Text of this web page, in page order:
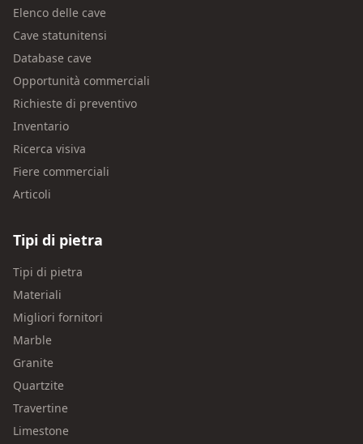
Elenco delle cave
Cave statunitensi
Database cave
Opportunità commerciali
Richieste di preventivo
Inventario
Ricerca visiva
Fiere commerciali
Articoli
Tipi di pietra
Tipi di pietra
Materiali
Migliori fornitori
Marble
Granite
Quartzite
Travertine
Limestone